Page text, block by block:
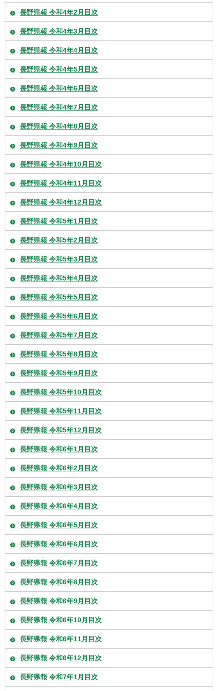
長野県報 令和4年2月目次
長野県報 令和4年3月目次
長野県報 令和4年4月目次
長野県報 令和4年5月目次
長野県報 令和4年6月目次
長野県報 令和4年7月目次
長野県報 令和4年8月目次
長野県報 令和4年9月目次
長野県報 令和4年10月目次
長野県報 令和4年11月目次
長野県報 令和4年12月目次
長野県報 令和5年1月目次
長野県報 令和5年2月目次
長野県報 令和5年3月目次
長野県報 令和5年4月目次
長野県報 令和5年5月目次
長野県報 令和5年6月目次
長野県報 令和5年7月目次
長野県報 令和5年8月目次
長野県報 令和5年9月目次
長野県報 令和5年10月目次
長野県報 令和5年11月目次
長野県報 令和5年12月目次
長野県報 令和6年1月目次
長野県報 令和6年2月目次
長野県報 令和6年3月目次
長野県報 令和6年4月目次
長野県報 令和6年5月目次
長野県報 令和6年6月目次
長野県報 令和6年7月目次
長野県報 令和6年8月目次
長野県報 令和6年9月目次
長野県報 令和6年10月目次
長野県報 令和6年11月目次
長野県報 令和6年12月目次
長野県報 令和7年1月目次